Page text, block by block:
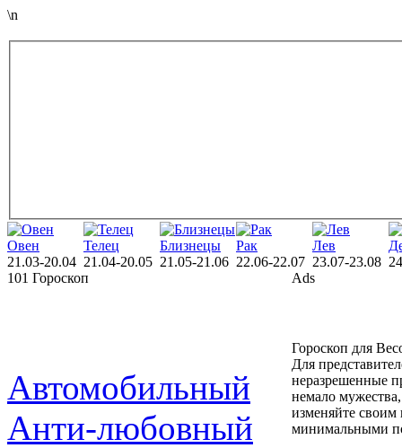
\n
Овен
21.03-20.04
Телец
21.04-20.05
Близнецы
21.05-21.06
Рак
22.06-22.07
Лев
23.07-23.08
101 Гороскоп
Автомобильный
Анти-любовный
Ads
Гороскоп для
Для
неразрешенные
немало
изменяйте
минимальными